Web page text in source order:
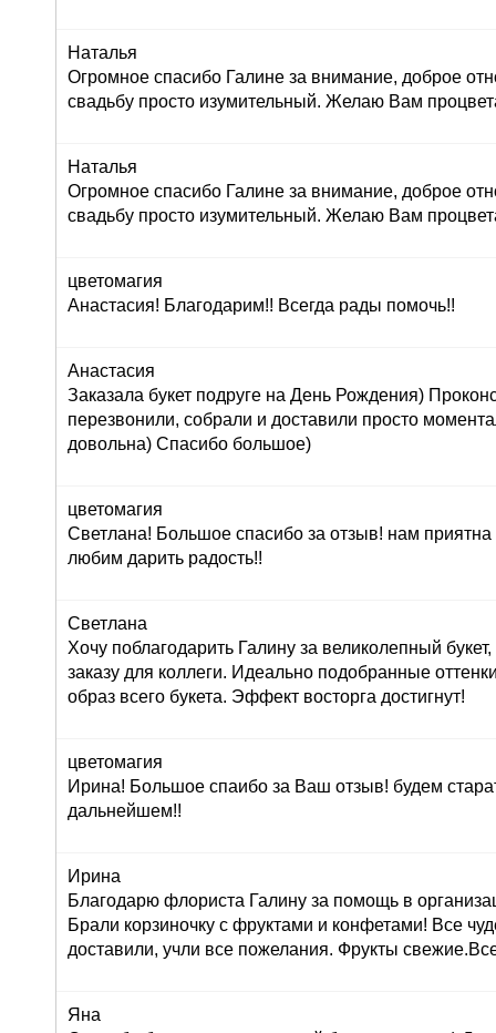
Наталья
Огромное спасибо Галине за внимание, доброе
свадьбу просто изумительный. Желаю Вам
Наталья
Огромное спасибо Галине за внимание, доброе
свадьбу просто изумительный. Желаю Вам
цветомагия
Анастасия! Благодарим!! Всегда рады помочь!!
Анастасия
Заказала букет подруге на День Рождения)
перезвонили, собрали и доставили просто
довольна) Спасибо большое)
цветомагия
Светлана! Большое спасибо за отзыв! нам
любим дарить радость!!
Светлана
Хочу поблагодарить Галину за великолепный
заказу для коллеги. Идеально подобранные
образ всего букета. Эффект восторга достигнут!
цветомагия
Ирина! Большое спаибо за Ваш отзыв! будем
дальнейшем!!
Ирина
Благодарю флориста Галину за помощь в
Брали корзиночку с фруктами и конфетами! Все
доставили, учли все пожелания. Фрукты
Яна